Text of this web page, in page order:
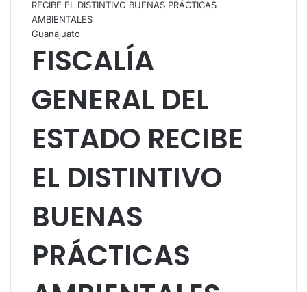
RECIBE EL DISTINTIVO BUENAS PRÁCTICAS
AMBIENTALES
Guanajuato
FISCALÍA
GENERAL DEL
ESTADO RECIBE
EL DISTINTIVO
BUENAS
PRÁCTICAS